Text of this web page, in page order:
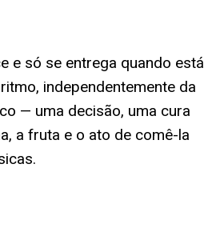
e só se entrega quando está
independentemente da
— uma decisão, uma cura
a fruta e o ato de comê-la